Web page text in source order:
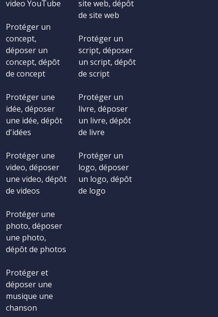
video YouTube
Protéger un
concept,
déposer un
concept, dépôt
de concept
Protéger une
idée, déposer
une idée, dépôt
d'idées
Protéger une
video, déposer
une video, dépôt
de videos
Protéger une
photo, déposer
une photo,
dépôt de photos
Protéger et
déposer une
musique une
chanson
site web, dépôt
de site web
Protéger un
script, déposer
un script, dépôt
de script
Protéger un
livre, déposer
un livre, dépôt
de livre
Protéger un
logo, déposer
un logo, dépôt
de logo